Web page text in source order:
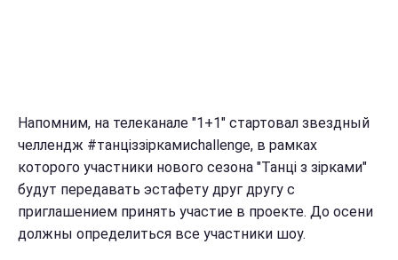
Напомним, на телеканале "1+1" стартовал звездный
челлендж #танціззіркамиchallenge, в рамках
которого участники нового сезона "Танці з зірками"
будут передавать эстафету друг другу с
приглашением принять участие в проекте. До осени
должны определиться все участники шоу.